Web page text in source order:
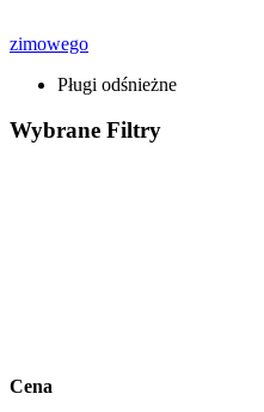
zimowego
Pługi odśnieżne
Wybrane Filtry
Cena